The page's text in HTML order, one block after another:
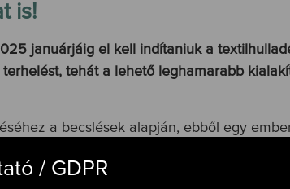
/ GDPR
is!
januárjáig el kell indítaniuk a
tehát a lehető leghamarabb
a becslések alapján, ebből egy
folyamatosan drasztikusan